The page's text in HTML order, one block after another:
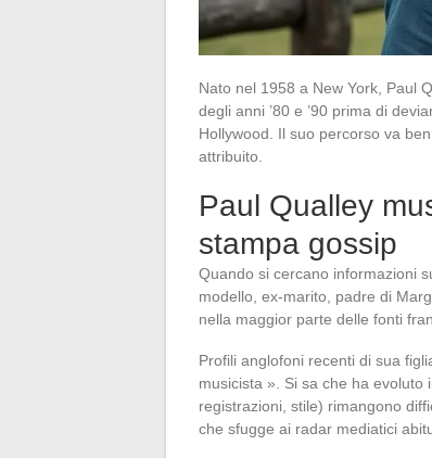
Nato nel 1958 a New York, Paul
degli anni ’80 e ’90 prima di
Hollywood. Il suo percorso va
attribuito.
Paul Qualley
stampa gossip
Quando si cercano informazioni
modello, ex-marito, padre di
nella maggior parte delle fonti
Profili anglofoni recenti di sua
musicista ». Si sa che ha evoluto
registrazioni, stile) rimangono
che sfugge ai radar mediatici